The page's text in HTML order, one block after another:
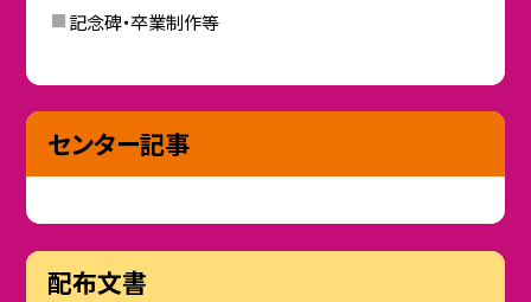
記念碑・卒業制作等
センター記事
配布文書